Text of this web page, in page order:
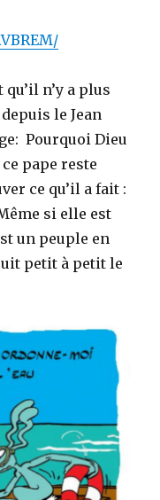
n’y a plus
le Jean
Pourquoi Dieu
pape reste
ce qu’il a fait :
si elle est
un peuple en
petit à petit le